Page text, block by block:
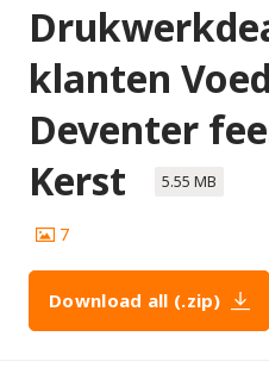
klanten
Deventer
Kerst
5.55 MB
7
Download all (.zip)